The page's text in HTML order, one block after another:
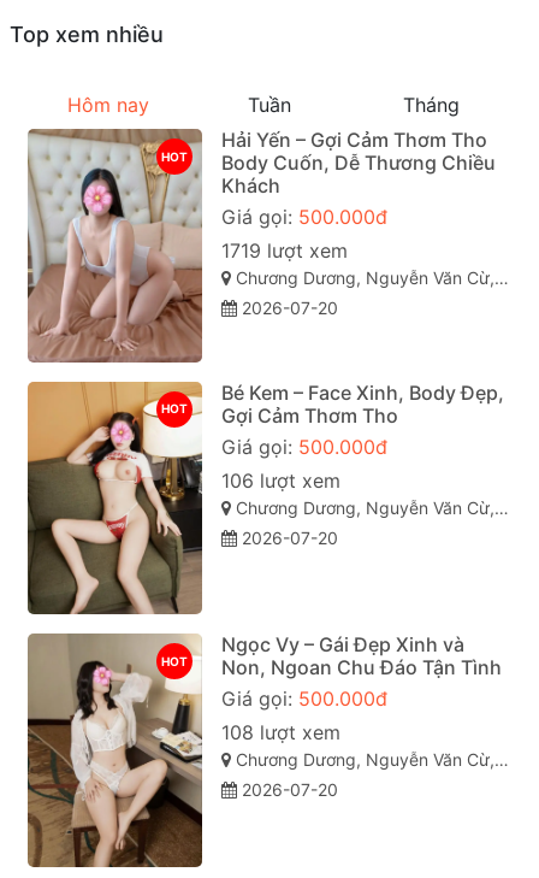
Top xem nhiều
Hôm nay Tuần Tháng
HOT
Hải Yến – Gợi Cảm Thơm Tho
Body Cuốn, Dễ Thương Chiều
Khách
Giá gọi: 500.000đ
1719 lượt xem
Chương Dương, Nguyễn Văn Cừ, Quy Nhơn, Bình Định
2026-07-20
HOT
Bé Kem – Face Xinh, Body Đẹp,
Gợi Cảm Thơm Tho
Giá gọi: 500.000đ
106 lượt xem
Chương Dương, Nguyễn Văn Cừ, Quy Nhơn, Bình Định
2026-07-20
HOT
Ngọc Vy – Gái Đẹp Xinh và
Non, Ngoan Chu Đáo Tận Tình
Giá gọi: 500.000đ
108 lượt xem
Chương Dương, Nguyễn Văn Cừ, Quy Nhơn, Bình Định
2026-07-20